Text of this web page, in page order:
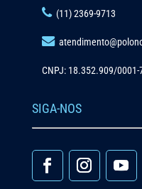
(11) 2369-9713
CNPJ: 18.352.909/0001-
SIGA-NOS